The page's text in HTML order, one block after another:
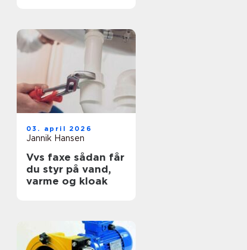
03. april 2026
Jannik Hansen
Vvs faxe sådan får
du styr på vand,
varme og kloak